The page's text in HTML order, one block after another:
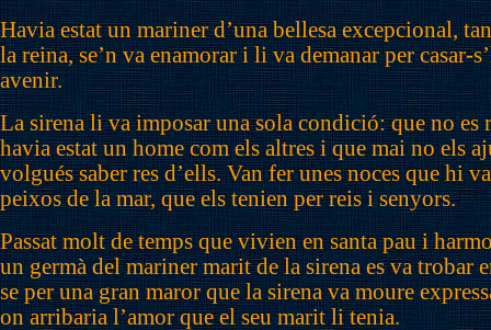
Havia estat un mariner d’una bellesa excepcional,
la reina, se’n va enamorar i li va demanar per casar-
avenir.
La sirena li va imposar una sola condició: que no es
havia estat un home com els altres i que mai no els
volgués saber res d’ells. Van fer unes noces que hi
peixos de la mar, que els tenien per reis i senyors.
Passat molt de temps que vivien en santa pau i
un germà del mariner marit de la sirena es va trobar
se per una gran maror que la sirena va moure
on arribaria l’amor que el seu marit li tenia.